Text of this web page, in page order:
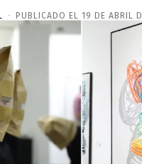
- PUBLICADO EL 19 DE ABRIL